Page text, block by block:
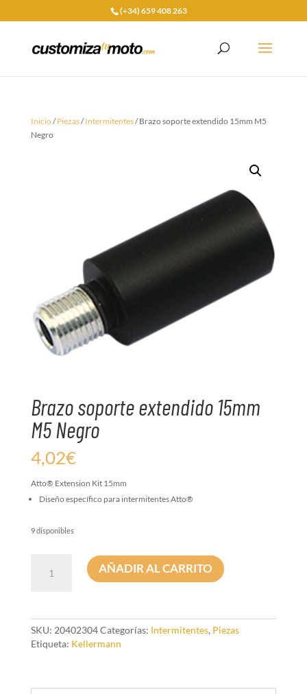
(+34) 659 408 263
Inicio/Piezas/Intermitentes/ Brazo soporte extendido 15mm M5
Negro
Brazo soporte extendido 15mm
M5 Negro
4,02€
Atto® Extension Kit 15mm
Diseño específico para intermitentes Atto®
9 disponibles
soporte
Negro
cantidad
AÑADIR AL CARRITO
SKU: 20402304Categorías: Intermitentes, Piezas
Etiqueta: Kellermann